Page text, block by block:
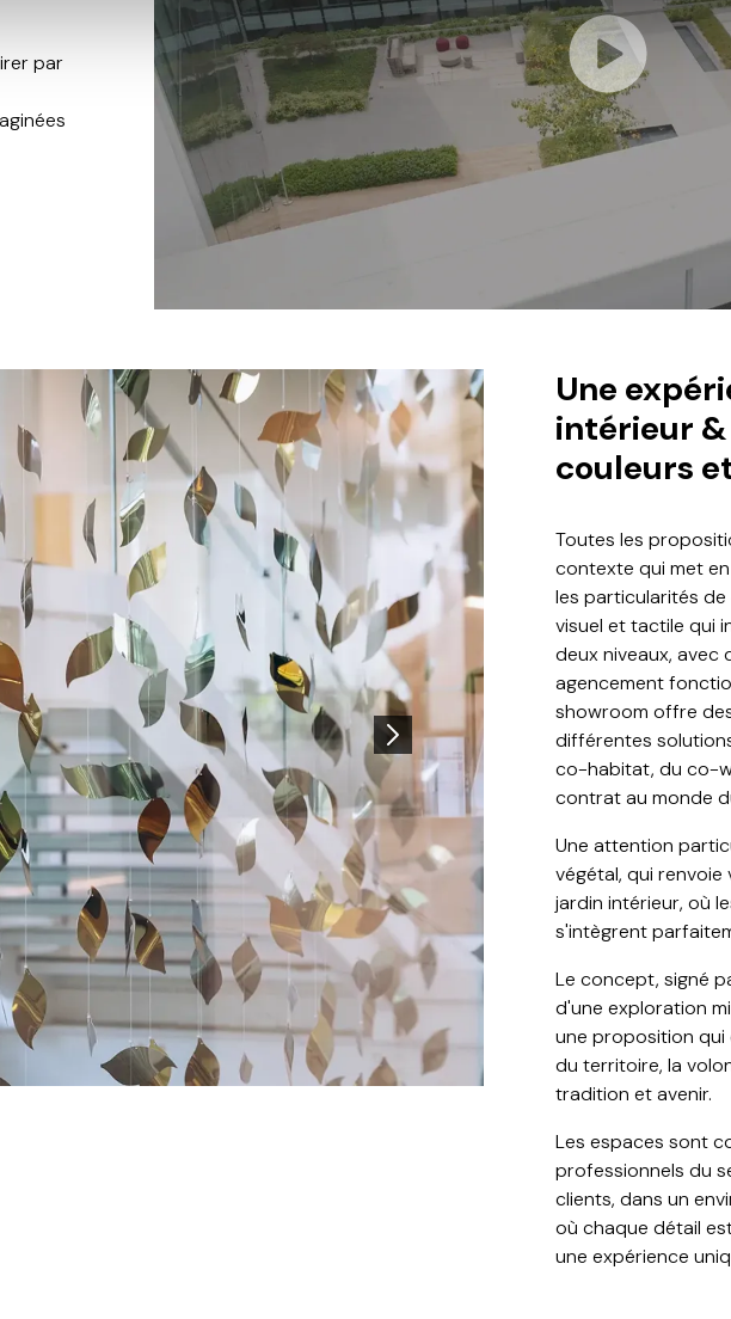
par
Une
intérieur
couleurs
Toutes les
contexte qui met
les particularités
visuel et tactile qui
deux niveaux, avec
agencement
showroom offre
différentes
co-habitat, du co-
contrat au monde
Une attention
végétal, qui renvoie
jardin intérieur, où
s'intègrent
Le concept, signé
d'une exploration
une proposition
du territoire, la
tradition et avenir.
Les espaces sont
professionnels du
clients, dans un
où chaque détail
une expérience